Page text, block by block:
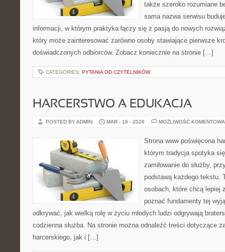
także szeroko rozumiane
sama nazwa serwisu
informacji, w którym praktyka łączy się z pasją do nowych
który może zainteresować zarówno osoby stawiające pierwsze
doświadczonych odbiorców. Zobacz koniecznie na stronie […]
CATEGORIES: PYTANIA OD CZYTELNIKÓW
HARCERSTWO A EDUKACJA
POSTED BY ADMIN MAR - 16 - 2026 MOŻLIWOŚĆ
Strona www poświęcona
którym tradycja spotyka
zamiłowanie do służby,
podstawą każdego tekstu.
osobach, które chcą lepiej
poznać fundamenty tej
odkrywać, jak wielką rolę w życiu młodych ludzi odgrywają
codzienna służba. Na stronie można odnaleźć treści dotyczące
harcerskiego, jak i […]